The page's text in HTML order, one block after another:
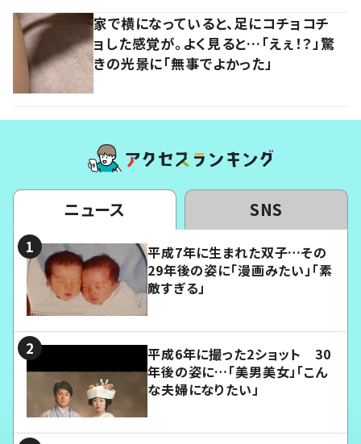
家で横になっていると、足にコチョコチ
ョした感覚が。よく見ると…「えぇ！？」驚
きの光景に「無事でよかった」
ニュース SNS
平成7年に生まれた双子…その
29年後の姿に「漫画みたい」「素
敵すぎる」
平成6年に撮った2ショット 30
年後の姿に…「美男美女」「こん
な夫婦になりたい」